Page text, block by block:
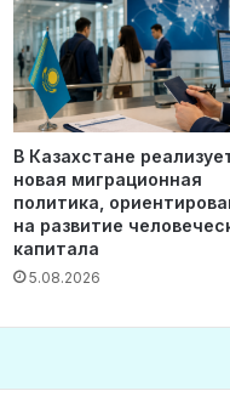
В Казахстане
новая миграционная
политика,
на развитие
капитала
5.08.2026